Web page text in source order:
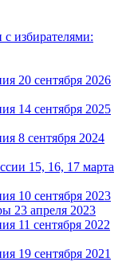
избирателями:
20 сентября 2026
14 сентября 2025
8 сентября 2024
15, 16, 17 марта
10 сентября 2023
23 апреля 2023
11 сентября 2022
19 сентября 2021